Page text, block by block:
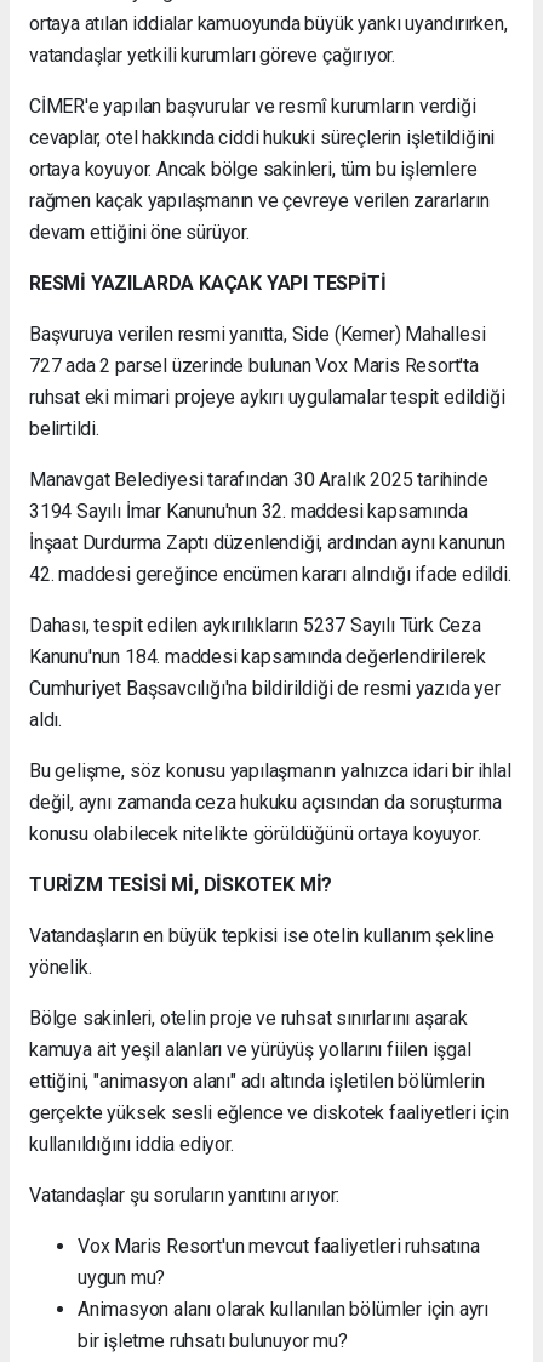
ortaya atılan iddialar kamuoyunda büyük yankı uyandırırken,
vatandaşlar yetkili kurumları göreve çağırıyor.
CİMER'e yapılan başvurular ve resmî kurumların verdiği
cevaplar, otel hakkında ciddi hukuki süreçlerin işletildiğini
ortaya koyuyor. Ancak bölge sakinleri, tüm bu işlemlere
rağmen kaçak yapılaşmanın ve çevreye verilen zararların
devam ettiğini öne sürüyor.
RESMİ YAZILARDA KAÇAK YAPI TESPİTİ
Başvuruya verilen resmi yanıtta, Side (Kemer) Mahallesi
727 ada 2 parsel üzerinde bulunan Vox Maris Resort'ta
ruhsat eki mimari projeye aykırı uygulamalar tespit edildiği
belirtildi.
Manavgat Belediyesi tarafından 30 Aralık 2025 tarihinde
3194 Sayılı İmar Kanunu'nun 32. maddesi kapsamında
İnşaat Durdurma Zaptı düzenlendiği, ardından aynı kanunun
42. maddesi gereğince encümen kararı alındığı ifade edildi.
Dahası, tespit edilen aykırılıkların 5237 Sayılı Türk Ceza
Kanunu'nun 184. maddesi kapsamında değerlendirilerek
Cumhuriyet Başsavcılığı'na bildirildiği de resmi yazıda yer
aldı.
Bu gelişme, söz konusu yapılaşmanın yalnızca idari bir ihlal
değil, aynı zamanda ceza hukuku açısından da soruşturma
konusu olabilecek nitelikte görüldüğünü ortaya koyuyor.
TURİZM TESİSİ Mİ, DİSKOTEK Mİ?
Vatandaşların en büyük tepkisi ise otelin kullanım şekline
yönelik.
Bölge sakinleri, otelin proje ve ruhsat sınırlarını aşarak
kamuya ait yeşil alanları ve yürüyüş yollarını fiilen işgal
ettiğini, "animasyon alanı" adı altında işletilen bölümlerin
gerçekte yüksek sesli eğlence ve diskotek faaliyetleri için
kullanıldığını iddia ediyor.
Vatandaşlar şu soruların yanıtını arıyor:
Vox Maris Resort'un mevcut faaliyetleri ruhsatına
uygun mu?
Animasyon alanı olarak kullanılan bölümler için ayrı
bir işletme ruhsatı bulunuyor mu?